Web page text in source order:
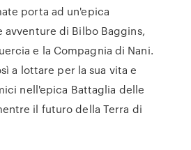
porta ad un'epica
avventure di Bilbo Baggins,
e la Compagnia di Nani.
a lottare per la sua vita e
nell'epica Battaglia delle
il futuro della Terra di